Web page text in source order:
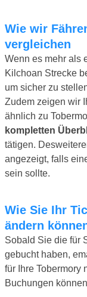
Wie wir Fähren, Preise und Abfahrtszeiten
vergleichen
Wenn es mehr als
Kilchoan Strecke
um sicher zu
Zudem zeigen wir
ähnlich zu
kompletten
tätigen.
angezeigt, falls
sein sollte.
Wie Sie Ihr Ticket erhalten und wie Sie etwas
ändern
Sobald Sie die für
gebucht haben,
für Ihre Tobermory
Buchungen